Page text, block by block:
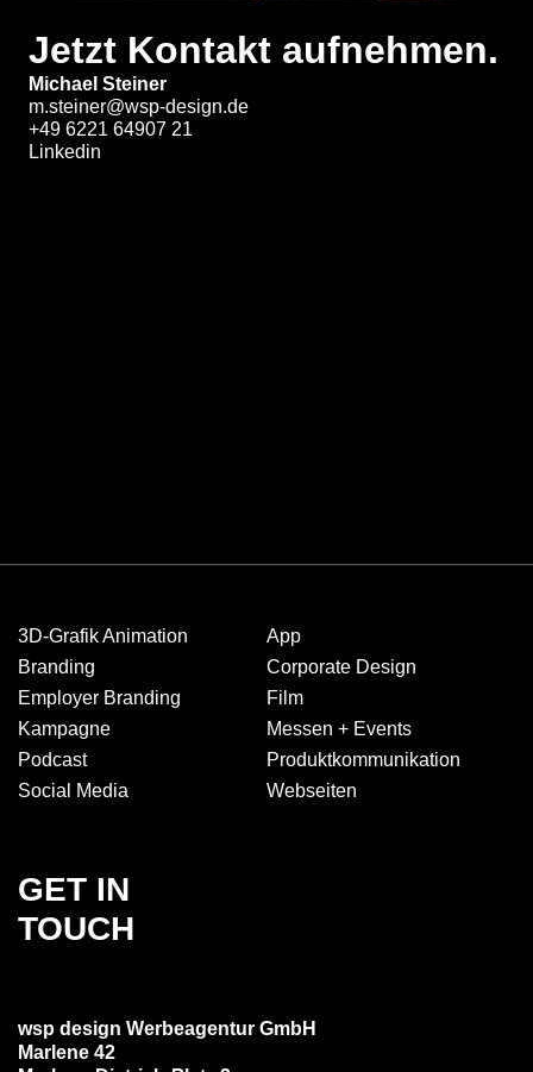
Jetzt Kontakt aufnehmen.
Michael Steiner
m.steiner@wsp-design.de
+49 6221 64907 21
Linkedin
GET IN
TOUCH
wsp design Werbeagentur GmbH
Marlene 42
3D-Grafik Animation
App
Branding
Corporate Design
Employer Branding
Film
Kampagne
Messen + Events
Podcast
Produkt­kommuni­kation
Social Media
Webseiten